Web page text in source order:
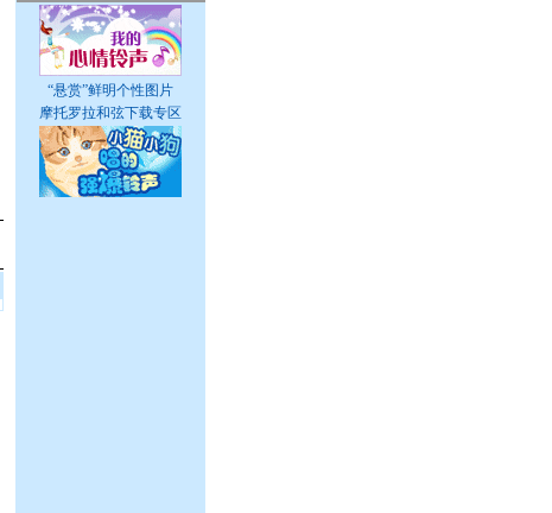
“悬赏”鲜明个性图片
摩托罗拉和弦下载专区